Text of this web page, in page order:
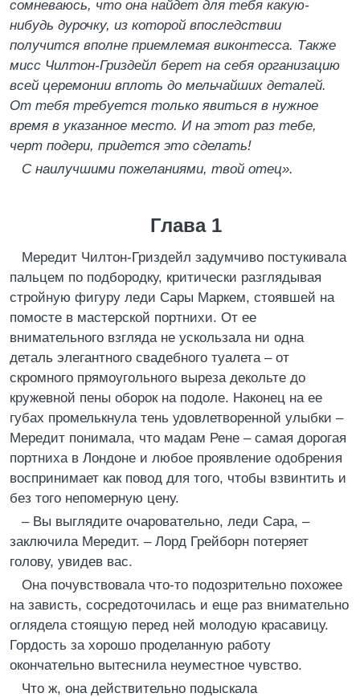
сомневаюсь, что она найдет для тебя какую-
нибудь дурочку, из которой впоследствии
получится вполне приемлемая виконтесса. Также
мисс Чилтон-Гриздейл берет на себя организацию
всей церемонии вплоть до мельчайших деталей.
От тебя требуется только явиться в нужное
время в указанное место. И на этот раз тебе,
черт подери, придется это сделать!
С наилучшими пожеланиями, твой отец».
Глава 1
Мередит Чилтон-Гриздейл задумчиво постукивала
пальцем по подбородку, критически разглядывая
стройную фигуру леди Сары Маркем, стоявшей на
помосте в мастерской портнихи. От ее
внимательного взгляда не ускользала ни одна
деталь элегантного свадебного туалета – от
скромного прямоугольного выреза декольте до
кружевной пены оборок на подоле. Наконец на ее
губах промелькнула тень удовлетворенной улыбки –
Мередит понимала, что мадам Рене – самая дорогая
портниха в Лондоне и любое проявление одобрения
воспринимает как повод для того, чтобы взвинтить и
без того непомерную цену.
– Вы выглядите очаровательно, леди Сара, –
заключила Мередит. – Лорд Грейборн потеряет
голову, увидев вас.
Она почувствовала что-то подозрительно похожее
на зависть, сосредоточилась и еще раз внимательно
оглядела стоящую перед ней молодую красавицу.
Гордость за хорошо проделанную работу
окончательно вытеснила неуместное чувство.
Что ж, она действительно подыскала